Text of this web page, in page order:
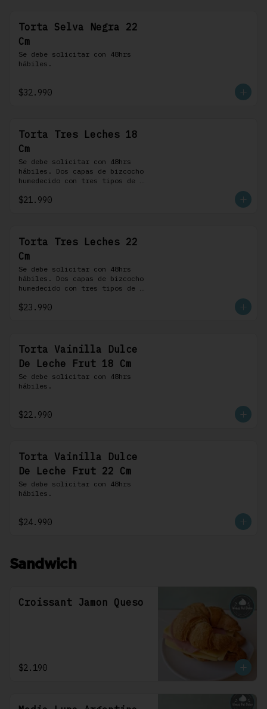
Torta Selva Negra 22
Cm
Se debe solicitar con 48hrs
hábiles.
$32.990
Torta Tres Leches 18
Cm
Se debe solicitar con 48hrs
hábiles. Dos capas de bizcocho
humedecido con tres tipos de
pastelera, cubierta con
$21.990
Torta Tres Leches 22
Cm
Se debe solicitar con 48hrs
hábiles. Dos capas de bizcocho
humedecido con tres tipos de
pastelera, cubierta con
$23.990
Torta Vainilla Dulce
De Leche Frut 18 Cm
Se debe solicitar con 48hrs
hábiles.
$22.990
Torta Vainilla Dulce
De Leche Frut 22 Cm
Se debe solicitar con 48hrs
hábiles.
$24.990
Sandwich
Croissant Jamon Queso
$2.190